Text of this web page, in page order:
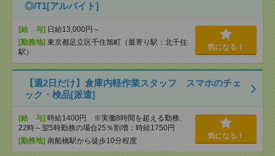
◎/T1[アルバイト]
[給 与] 日給13,000円～
[勤務地] 東京都足立区千住旭町（最寄り駅：北千住
駅）
気になる！
【週2日だけ】倉庫内軽作業スタッフ スマホのチェ
ック・検品[派遣]
[給 与] 時給1400円 ※実働8時間を超える勤務、
22時～翌5時勤務の場合25％割増：時給1750円
[勤務地] 南船橋駅から徒歩10分程度
気になる！